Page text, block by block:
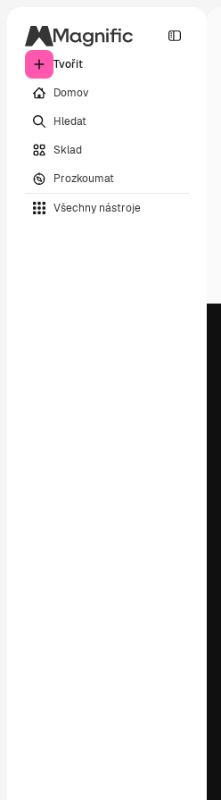
Tvořit
Domov
Hledat
Sklad
Prozkoumat
Všechny nástroje